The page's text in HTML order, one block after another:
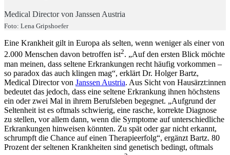
Medical Director von Janssen Austria
Foto: Lena Gripshoefer
Eine Krankheit gilt in Europa als selten, wenn weniger als einer von
2.000 Menschen davon betroffen ist2. „Auf den ersten Blick möchte
man meinen, dass seltene Erkrankungen recht häufig vorkommen –
so paradox das auch klingen mag“, erklärt Dr. Holger Bartz,
Medical Director von Janssen Austria. Aus Sicht von Hausärzt:innen
bedeutet das jedoch, dass eine seltene Erkrankung ihnen höchstens
ein oder zwei Mal in ihrem Berufsleben begegnet. „Aufgrund der
Seltenheit ist es oftmals schwierig, eine rasche, korrekte Diagnose
zu stellen, vor allem dann, wenn die Symptome auf unterschiedliche
Erkrankungen hinweisen könnten. Zu spät oder gar nicht erkannt,
schrumpft die Chance auf einen Therapieerfolg“, ergänzt Bartz. 80
Prozent der seltenen Krankheiten sind genetisch bedingt, oftmals